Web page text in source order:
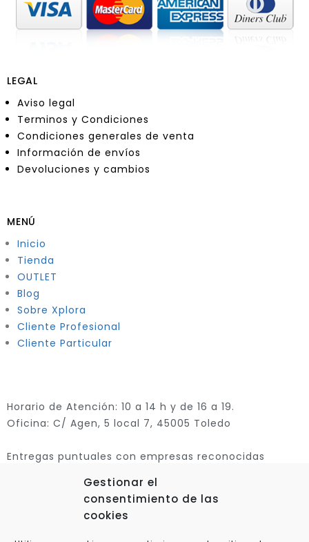
Gestionar el
consentimiento de las
cookies
LEGAL
Aviso legal
Terminos y Condiciones
Condiciones generales de venta
Información de envíos
Devoluciones y cambios
MENÚ
Inicio
Tienda
OUTLET
Blog
Sobre Xplora
Cliente Profesional
Cliente Particular
Horario de Atención: 10 a 14 h y de 16 a 19.
Oficina: C/ Agen, 5 local 7, 45005 Toledo
Entregas puntuales con empresas reconocidas